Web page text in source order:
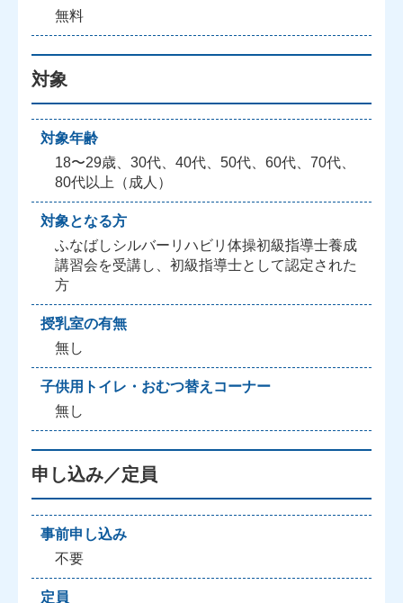
無料
対象
対象年齢
18〜29歳、30代、40代、50代、60代、70代、
80代以上（成人）
対象となる方
ふなばしシルバーリハビリ体操初級指導士養成
講習会を受講し、初級指導士として認定された
方
授乳室の有無
無し
子供用トイレ・おむつ替えコーナー
無し
申し込み／定員
事前申し込み
不要
定員